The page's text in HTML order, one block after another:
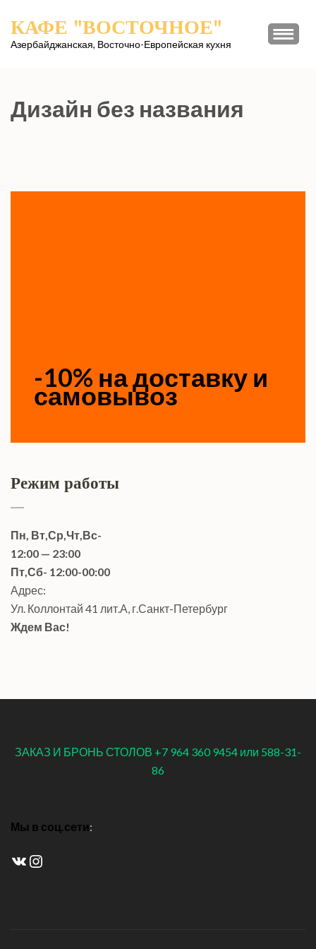
содержимому
КАФЕ "ВОСТОЧНОЕ"
Азербайджанская, Восточно-Европейская кухня
Дизайн без названия
-10% на доставку и
самовывоз
Режим работы
Пн, Вт,Ср,Чт,Вс-
12:00 — 23:00
Пт,Сб- 12:00-00:00
Адрес:
Ул. Коллонтай 41 лит.А, г.Санкт-Петербург
Ждем Вас!
ЗАКАЗ И БРОНЬ СТОЛОВ +7 964 360 9454 или 588-31-
86
Мы в соц.сети:
ВКонтакте
Instagram